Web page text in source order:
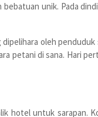
bebatuan unik. Pada
dipelihara oleh
petani di sana. Hari
hotel untuk sarapan.